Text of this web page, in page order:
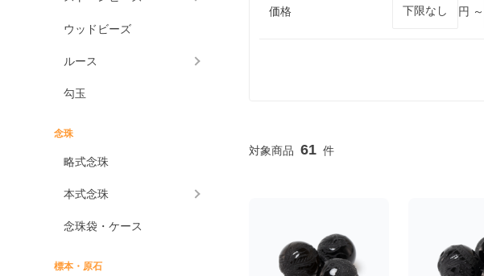
ウッドビーズ
ルース
勾玉
念珠
略式念珠
本式念珠
念珠袋・ケース
標本・原石
価格 円 ～
61